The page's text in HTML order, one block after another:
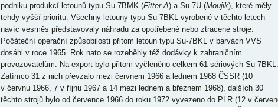
podniku produkcí letounů typu Su-7BMK (Fitter A) a Su-7U (Moujik), které měly
tehdy vyšší prioritu. Všechny letouny typu Su-7BKL vyrobené v těchto letech
navíc vesměs představovaly náhradu za opotřebené nebo ztracené stroje.
Počáteční operační způsobilosti přitom letoun typu Su-7BKL v barvách VVS
dosáhl v roce 1965. Rok nato se rozeběhly též dodávky k zahraničním
provozovatelům. Na export bylo přitom vyčleněno celkem 61 sériových Su-7BKL.
Zatímco 31 z nich převzalo mezi červnem 1966 a lednem 1968 ČSSR (10
v červnu 1966, 7 v říjnu 1967 a 14 mezi lednem a březnem 1968), dalších 30
těchto strojů bylo od července 1966 do roku 1972 vyvezeno do PLR (12 v